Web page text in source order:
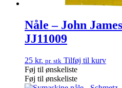
Nåle – John
JJ11009
25 kr. pr. stk Tilføj til kurv
Føj til ønskeliste
Føj til ønskeliste